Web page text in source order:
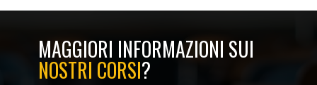
MAGGIORI INFORMAZIONI SUI
NOSTRI CORSI?